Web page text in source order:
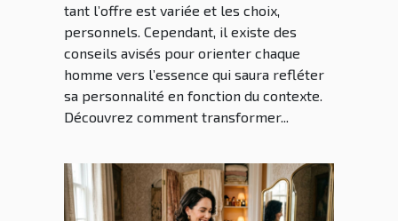
tant l’offre est variée et les choix,
personnels. Cependant, il existe des
conseils avisés pour orienter chaque
homme vers l’essence qui saura refléter
sa personnalité en fonction du contexte.
Découvrez comment transformer...